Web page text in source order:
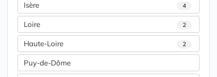
Isère 4
Loire 2
Haute-Loire 2
Puy-de-Dôme